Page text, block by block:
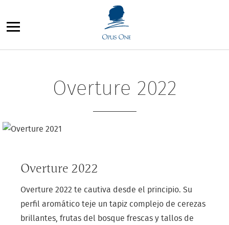
Overture 2022
Overture 2022
Overture 2022 te cautiva desde el principio. Su
perfil aromático teje un tapiz complejo de cerezas
brillantes, frutas del bosque frescas y tallos de